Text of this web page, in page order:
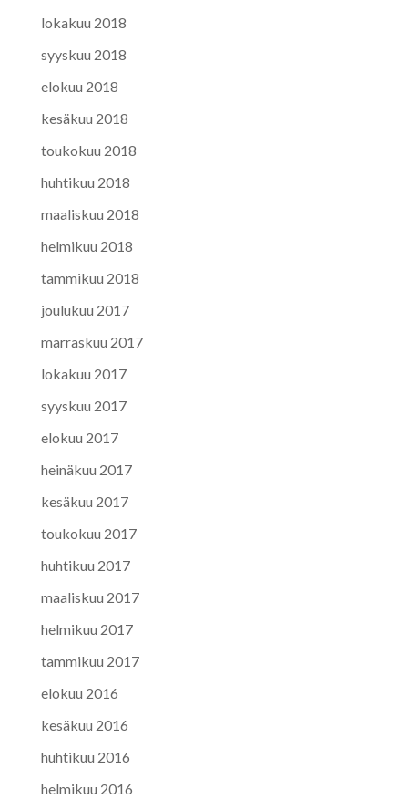
lokakuu 2018
syyskuu 2018
elokuu 2018
kesäkuu 2018
toukokuu 2018
huhtikuu 2018
maaliskuu 2018
helmikuu 2018
tammikuu 2018
joulukuu 2017
marraskuu 2017
lokakuu 2017
syyskuu 2017
elokuu 2017
heinäkuu 2017
kesäkuu 2017
toukokuu 2017
huhtikuu 2017
maaliskuu 2017
helmikuu 2017
tammikuu 2017
elokuu 2016
kesäkuu 2016
huhtikuu 2016
helmikuu 2016